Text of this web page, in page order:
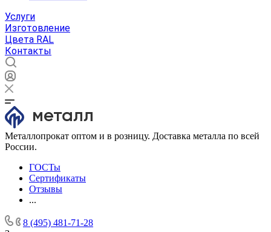
Услуги
Изготовление
Цвета RAL
Контакты
Металлопрокат оптом и в розницу. Доставка металла по всей
России.
ГОСТы
Сертификаты
Отзывы
...
8 (495) 481-71-28